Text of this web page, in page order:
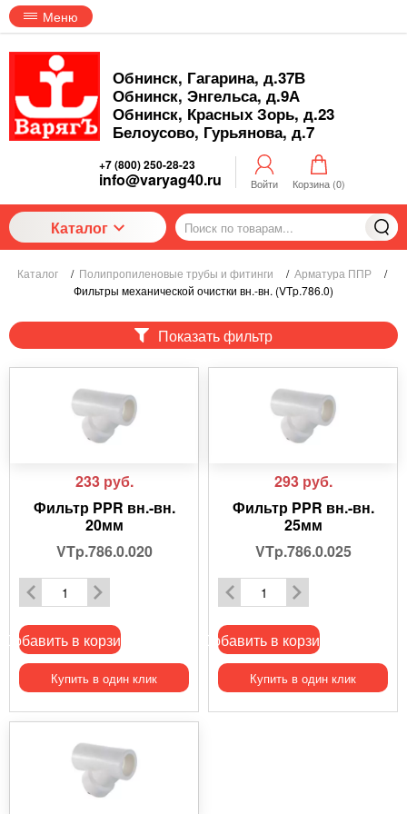
Меню
Обнинск, Гагарина, д.37В
Обнинск, Энгельса, д.9А
Обнинск, Красных Зорь, д.23
Белоусово, Гурьянова, д.7
+7 (800) 250-28-23
info@varyag40.ru Войти Корзина (0)
Каталог
Каталог / Полипропиленовые трубы и фитинги / Арматура ППР
/
Фильтры механической очистки вн.-вн. (VTp.786.0)
Показать фильтр
233 руб.
Фильтр PPR вн.-вн.
20мм
VTp.786.0.020
Добавить в корзину
Купить в один клик
293 руб.
Фильтр PPR вн.-вн.
25мм
VTp.786.0.025
Добавить в корзину
Купить в один клик